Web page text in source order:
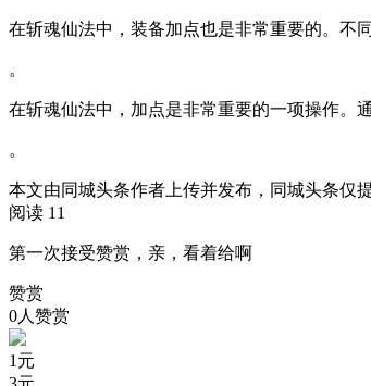
在斩魂仙法中，装备加点也是非常重要的。不
。
在斩魂仙法中，加点是非常重要的一项操作。
。
本文由同城头条作者上传并发布，同城头条仅
阅读 11
第一次接受赞赏，亲，看着给啊
赞赏
0人赞赏
1 元